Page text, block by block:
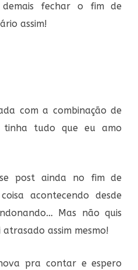
fechar o fim de
assim!
com a combinação de
tinha tudo que eu amo
post ainda no fim de
acontecendo desde
Mas não quis
assim mesmo!
pra contar e espero